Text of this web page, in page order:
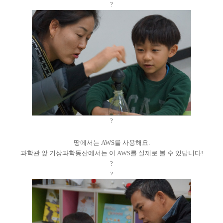
?
?
땅에서는 AWS를 사용해요.
과학관 앞 기상과학동산에서는 이 AWS를 실제로 볼 수 있답니다!
?
?